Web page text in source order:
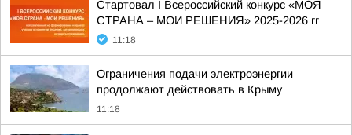
Стартовал I Всероссийский конкурс «МОЯ
СТРАНА – МОИ РЕШЕНИЯ» 2025-2026 гг
11:18
Ограничения подачи электроэнергии
продолжают действовать в Крыму
11:18